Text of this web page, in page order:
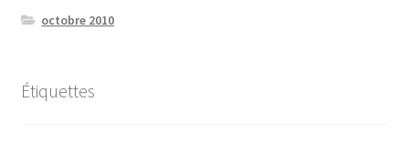
octobre 2010
Étiquettes